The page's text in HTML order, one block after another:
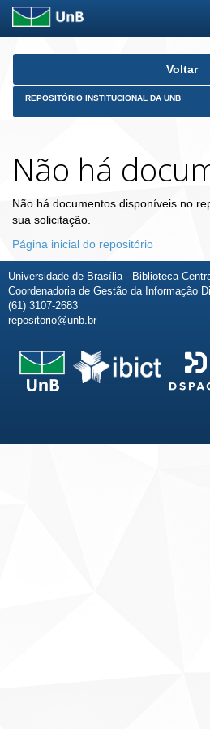
Skip
Voltar
REPOSITÓRIO INSTITUCIONAL DA UNB
Não há
Não há documentos disponíveis no
sua solicitação.
Página inicial do repositório
Universidade de Brasília - Biblioteca
Coordenadoria de Gestão da Informação
(61) 3107-2683
repositorio@unb.br